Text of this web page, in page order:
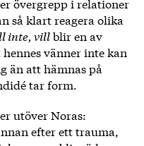
så klart reagera olika
inte, villblir en av
vänner inte kan
än att hämnas på
tar form.
utöver Noras:
efter ett trauma,